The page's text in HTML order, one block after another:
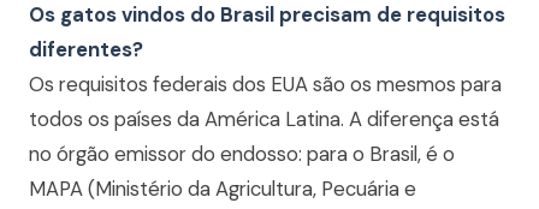
Os gatos vindos do Brasil precisam de requisitos
diferentes?
Os requisitos federais dos EUA são os mesmos para
todos os países da América Latina. A diferença está
no órgão emissor do endosso: para o Brasil, é o
MAPA (Ministério da Agricultura, Pecuária e